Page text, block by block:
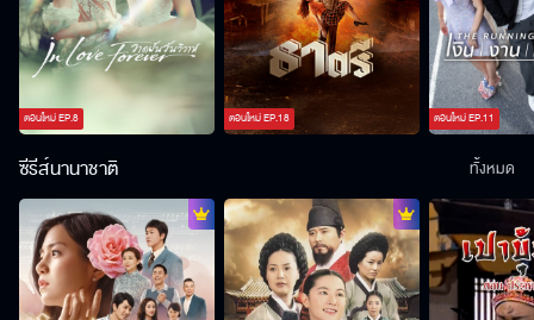
ตอนใหม่EP.8 ตอนใหม่EP.18 ตอนใหม่EP.11
ซีรีส์นานาชาติ ทั้งหมด